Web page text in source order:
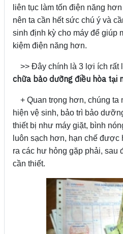
liên tục làm tốn điện năng
nên ta cần hết sức chú ý và
sinh định kỳ cho máy để giúp
kiệm điện năng hơn.
>> Đây chính là 3 lợi ích rất
chữa bảo dưỡng điều hòa tại
+ Quan trọng hơn, chúng
hiện vệ sinh, bảo trì bảo
thiết bị như máy giặt, bình
luôn sạch hơn, hạn chế
ra các hư hỏng gặp phải, sau
cần thiết.